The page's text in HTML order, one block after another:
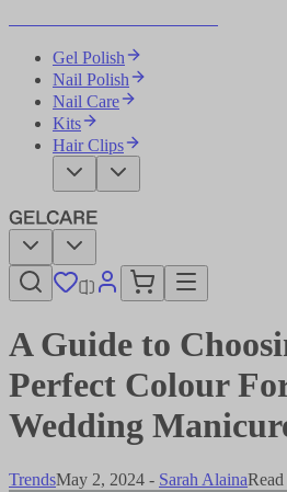
Gel Polish
Nail Polish
Nail Care
Kits
Hair Clips
A Guide to
Perfect Colour
Wedding Manicure​​​​‌
TrendsMay 2, 2024 - Sarah Alaina​​​​‌ ‍ ​‍​‍‌‍ ‌ ​‍‌‍‍‌‌‍‌ ‌‍‍‌‌‍ ‍​‍​‍​ ‍‍​‍​‍‌ ​ ‌‍​‌‌‍ ‍‌‍‍‌‌ ‌​‌ ‍‌​‍ ‍‌‍‍‌‌‍ ​‍​‍​‍ ​​‍​‍‌‍‍​‌ ​‍‌‍‌‌‌‍‌‍​‍​‍​ ‍‍​‍​‍‌‍‍​‌ ‌​‌ ‌​‌ ​​‌ ​ ​ ‍‍​‍ ​‍ ‌‍‌ ‌‍‌‌‌‍ ​‌‍​ ‌‍​‌‌ ​‍‌‍‌‌​‍ ‍‌ ​ ‌‍​‌‌‍ ‍‌‍‍‌‌ ‌​‌ ‍‌​‍ ‍‌ ​ ‌ ‌​‌ ‌‌‌‍‌​‌‍‍‌‌‍ ​‍ ‌‍‍‌‌‍ ‍‌ ‌​‌‍‌‌‌‍ ‍‌ ‌​​‍ ‌‍‌‌‌‍‌​‌‍‍‌‌ ‌​​‍ ‌‍ ‌‌‍ ‌‍‌​‌‍‌‌​ ‌‌ ​​‌ ​‍‌‍‌‌‌ ​ ‌‍‌‌‌‍ ‍‌ ‌​‌‍​‌‌ ‌​‌‍‍‌‌‍ ‌‍ ‍​ ‍ ‌‍‍‌‌‍‌​​ ‌​ ​ ‌‍​‌​ ‌‌‌‍​‍‌‍‌​​ ‌‍​ ​​​ ‌‍​‍ ‌​ ​‍‌‍​‍​ ​ ‌‍‌‌​‍ ‌​ ‌​​ ‍‌‌‍​‌​ ​‍​‍ ‌​ ‍​​ ‍​‌‍​‍​ ​‍​‍ ‌​ ‌​​ ‌ ‌‍‌‌​ ​‌​ ‌ ‌‍​‌‌‍​ ​ ‍​‌‍​ ‌‍‌‍‌‍​‌​ ​ ​ ‍ ‌ ‌​‌ ‍‌‌ ​​‌‍‌‌​ ‌‌‍​‌‌ ‌‌‌ ‌​‌‍‍​‌‍ ‌ ​‍​ ‍ ‌ ​​‌‍​‌‌ ‌​‌‍‍​​ ‌‌‍ ‍‌‍​‌‌‍ ‌‌‍‌‌​ ‌‍​‍‌‍​‌‌ ​ ‌‍‌‌‌‌‌‌‌ ​‍‌‍ ​​ ‌‌‍‍​‌ ‌​‌ ‌​‌ ​​‌ ​ ​‍‌‌​ ​ ‌​​‌​‍‌‌​ ​‍‌​‌‍​‍‌‌​ ​‍‌​‌‍‌‍‌ ‌‍‌‌‌‍ ​‌‍​ ‌‍​‌‌ ​‍‌‍‌‌​‍ ‍‌ ​ ‌‍​‌‌‍ ‍‌‍‍‌‌ ‌​‌ ‍‌​‍ ‍‌ ​ ‌ ‌​‌ ‌‌‌‍‌​‌‍‍‌‌‍ ​‍‌‍‌‍‍‌‌‍‌​​ ‌​ ​ ‌‍​‌​ ‌‌‌‍​‍‌‍‌​​ ‌‍​ ​​​ ‌‍​‍ ‌​ ​‍‌‍​‍​ ​ ‌‍‌‌​‍ ‌​ ‌​​ ‍‌‌‍​‌​ ​‍​‍ ‌​ ‍​​ ‍​‌‍​‍​ ​‍​‍ ‌​ ‌​​ ‌ ‌‍‌‌​ ​‌​ ‌ ‌‍​‌‌‍​ ​ ‍​‌‍​ ‌‍‌‍‌‍​‌​ ​ ​‍‌‍‌ ‌​‌ ‍‌‌ ​​‌‍‌‌​ ‌‌‍​‌‌ ‌‌‌ ‌​‌‍‍​‌‍ ‌ ​‍​‍‌‍‌ ​​‌‍​‌‌ ‌​‌‍‍​​ ‌‌‍ ‍‌‍​‌‌‍ ‌‌‍‌‌​‍‌‍‌ ​​‌‍‌‌‌ ​‍‌ ​ ‌ ​​‌‍‌‌‌‍​ ‌ ‌​‌‍‍‌‌ ‌‍‌‍‌‌​ ‌‌ ​​‌ ‌‌‌‍​‍‌‍ ​‌‍‍‌‌ ​ ‌‍‍​‌‍‌‌‌‍‌​​‍​‍‌ ‌